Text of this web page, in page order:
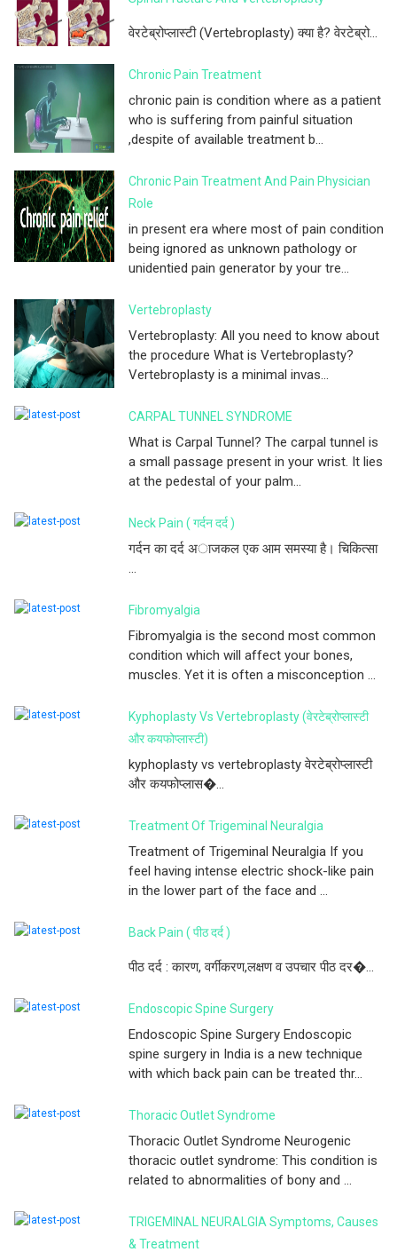
वेरटेब्रोप्लास्टी (Vertebroplasty) क्या है? वेरटेब्रो...
Chronic Pain Treatment
chronic pain is condition where as a patient
who is suffering from painful situation
,despite of available treatment b...
Chronic Pain Treatment And Pain Physician
Role
in present era where most of pain condition
being ignored as unknown pathology or
unidentied pain generator by your tre...
Vertebroplasty
Vertebroplasty: All you need to know about
the procedure What is Vertebroplasty?
Vertebroplasty is a minimal invas...
CARPAL TUNNEL SYNDROME
What is Carpal Tunnel? The carpal tunnel is
a small passage present in your wrist. It lies
at the pedestal of your palm...
Neck Pain ( गर्दन दर्द )
गर्दन का दर्द अाजकल एक आम समस्या है। चिकित्सा
...
Fibromyalgia
Fibromyalgia is the second most common
condition which will affect your bones,
muscles. Yet it is often a misconception ...
Kyphoplasty Vs Vertebroplasty (वेरटेब्रोप्लास्टी
और कयफोप्लास्टी)
kyphoplasty vs vertebroplasty वेरटेब्रोप्लास्टी
और कयफोप्लास�...
Treatment Of Trigeminal Neuralgia
Treatment of Trigeminal Neuralgia If you
feel having intense electric shock-like pain
in the lower part of the face and ...
Back Pain ( पीठ दर्द )
पीठ दर्द : कारण, वर्गीकरण,लक्षण व उपचार पीठ दर�...
Endoscopic Spine Surgery
Endoscopic Spine Surgery Endoscopic
spine surgery in India is a new technique
with which back pain can be treated thr...
Thoracic Outlet Syndrome
Thoracic Outlet Syndrome Neurogenic
thoracic outlet syndrome: This condition is
related to abnormalities of bony and ...
TRIGEMINAL NEURALGIA Symptoms, Causes
& Treatment